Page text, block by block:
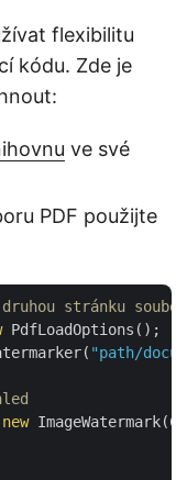
flexibilitu
kódu. Zde je
ve své
PDF použijte
stránku
PdfLoadOptions();
"path/
new